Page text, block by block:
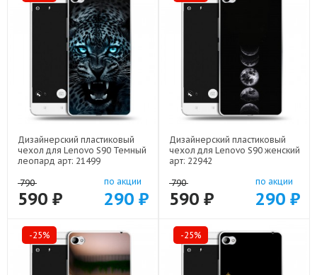
Дизайнерский пластиковый
чехол для Lenovo S90 Темный
леопард арт: 21499
790
590 ₽
по акции
290 ₽
Дизайнерский пластиковый
чехол для Lenovo S90 женский
арт: 22942
790
590 ₽
по акции
290 ₽
-25% -25%